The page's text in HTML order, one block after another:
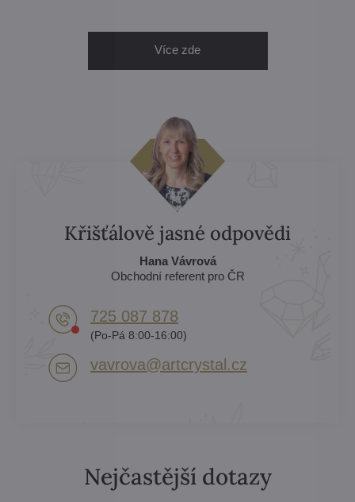
Více zde
Křišťálově jasné odpovědi
Hana Vávrová
Obchodní referent pro ČR
725 087 878​
(Po-Pá 8:00-16:00)
vavrova​@artcrystal​.cz
Nejčastější dotazy